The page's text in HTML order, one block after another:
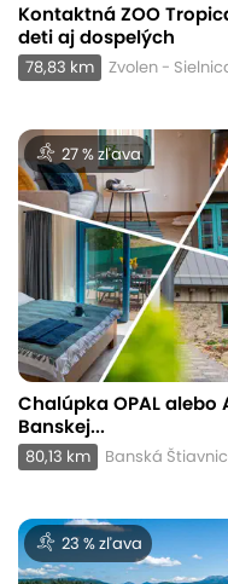
Kontaktná ZOO
deti aj dospelých
78,83 km Zvolen -
27 % zľava
Chalúpka OPAL alebo
Banskej...
80,13 km Banská
23 % zľava